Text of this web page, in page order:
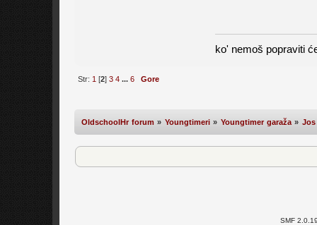
ko' nemoš popraviti
Str: 1 [2] 3 4 ... 6 Gore
OldschoolHr forum» Youngtimeri» Youngtimer garaža»
SMF